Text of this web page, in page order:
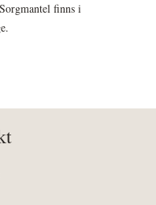
finns i